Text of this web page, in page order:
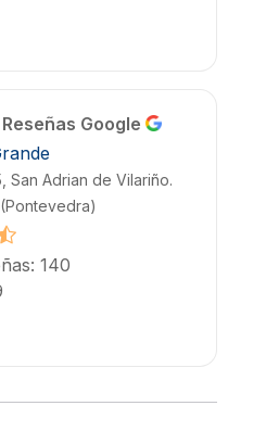
Google
San Adrian de Vilariño.
140